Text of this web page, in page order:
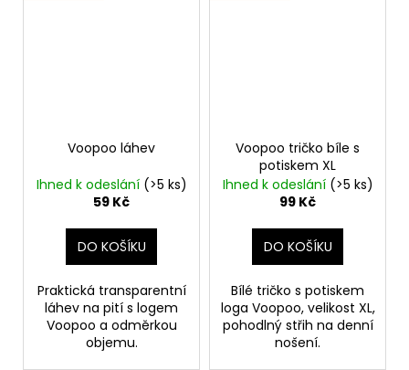
Voopoo láhev
Ihned k odeslání (>5 ks)
59 Kč
DO KOŠÍKU
Praktická transparentní
láhev na pití s logem
Voopoo a odměrkou
objemu.
Voopoo tričko bíle s
potiskem XL
Ihned k odeslání (>5 ks)
99 Kč
DO KOŠÍKU
Bílé tričko s potiskem
loga Voopoo, velikost XL,
pohodlný střih na denní
nošení.